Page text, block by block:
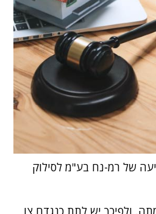
של רמ-נח בע"מ לסילוק
ולפיכך יש לתת כנגדם צו